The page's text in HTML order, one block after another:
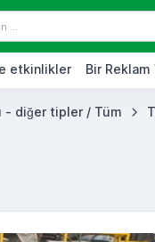
etkinlikler Bir Reklam
- diğer tipler / Tüm